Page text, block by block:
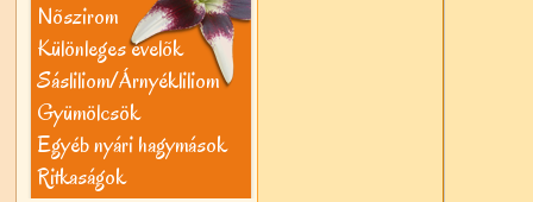
Nõszirom
Különleges évelõk
Sásliliom/Árnyékliliom
Gyümölcsök
Egyéb nyári hagymások
Ritkaságok